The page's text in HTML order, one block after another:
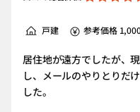
戸建 参考価格
居住地が遠方でしたが、
し、メールのやりとりだ
した。